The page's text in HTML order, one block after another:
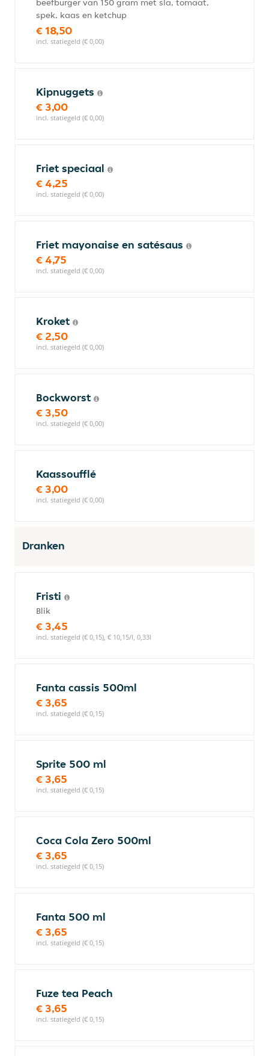
beefburger van 150 gram met sla, tomaat,
spek, kaas en ketchup
€ 18,50
incl. statiegeld (€ 0,00)
Kipnuggets
€ 3,00
incl. statiegeld (€ 0,00)
Friet speciaal
€ 4,25
incl. statiegeld (€ 0,00)
Friet mayonaise en satésaus
€ 4,75
incl. statiegeld (€ 0,00)
Kroket
€ 2,50
incl. statiegeld (€ 0,00)
Bockworst
€ 3,50
incl. statiegeld (€ 0,00)
Kaassoufflé
€ 3,00
incl. statiegeld (€ 0,00)
Dranken
Fristi
Blik
€ 3,45
incl. statiegeld (€ 0,15), € 10,15/l, 0,33l
Fanta cassis 500ml
€ 3,65
incl. statiegeld (€ 0,15)
Sprite 500 ml
€ 3,65
incl. statiegeld (€ 0,15)
Coca Cola Zero 500ml
€ 3,65
incl. statiegeld (€ 0,15)
Fanta 500 ml
€ 3,65
incl. statiegeld (€ 0,15)
Fuze tea Peach
€ 3,65
incl. statiegeld (€ 0,15)